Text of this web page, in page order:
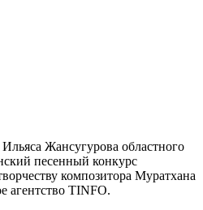
Жансугурова областного
песенный конкурс
композитора Муратхана
агентство TINFO.